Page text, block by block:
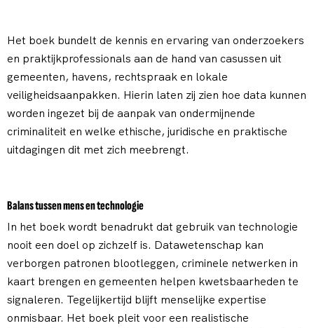
Het boek bundelt de kennis en ervaring van onderzoekers
en praktijkprofessionals aan de hand van casussen uit
gemeenten, havens, rechtspraak en lokale
veiligheidsaanpakken. Hierin laten zij zien hoe data kunnen
worden ingezet bij de aanpak van ondermijnende
criminaliteit en welke ethische, juridische en praktische
uitdagingen dit met zich meebrengt.
Balans tussen mens en technologie
In het boek wordt benadrukt dat gebruik van technologie
nooit een doel op zichzelf is. Datawetenschap kan
verborgen patronen blootleggen, criminele netwerken in
kaart brengen en gemeenten helpen kwetsbaarheden te
signaleren. Tegelijkertijd blijft menselijke expertise
onmisbaar. Het boek pleit voor een realistische